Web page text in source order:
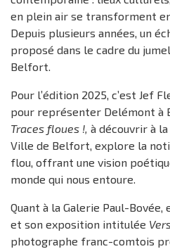
en plein air se transforment
Depuis plusieurs années, un
proposé dans le cadre du
Belfort.
Pour l’édition 2025, c’est Jef
pour représenter Delémont à
Traces floues !, à découvrir à
Ville de Belfort, explore la
flou, offrant une vision
monde qui nous entoure.
Quant à la Galerie Paul-
et son exposition intitulée
photographe franc-comtois